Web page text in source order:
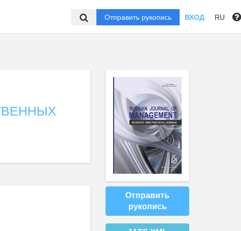
Отправить рукопись ВХОД RU
Отправить
рукопись